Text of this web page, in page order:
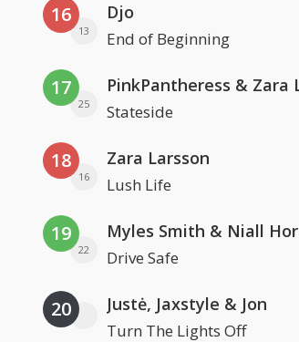
16
13
Djo
End of Beginning
17
25
PinkPantheress & Zara
Stateside
18
16
Zara Larsson
Lush Life
19
22
Myles Smith & Niall
Drive Safe
20 Justė, Jaxstyle & Jon
Turn The Lights Off